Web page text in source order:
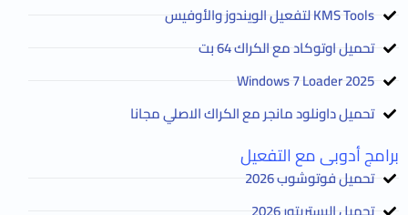
KMS Tools لتفعيل الويندوز والأوفيس
تحميل اوتوكاد مع الكراك 64 بت
2025 Windows 7 Loader
تحميل داونلود مانجر مع الكراك الاصلي مجانا
برامج أدوبى مع التفعيل
تحميل فوتوشوب 2026